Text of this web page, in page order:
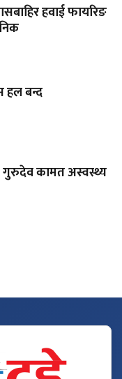
हवाई फायरिङ
बन्द
गुरुदेव कामत अस्वस्थ्य